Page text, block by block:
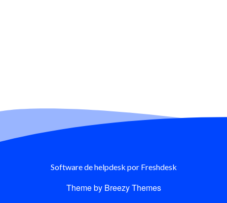
Software de helpdesk por Freshdesk
Theme by Breezy Themes